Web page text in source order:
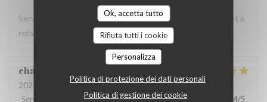
Ok, accetta tutto
Rifiuta tutti i cookie
Personalizza
Politica di protezione dei dati personali
Politica di gestione dei cookie
Service très gentil, food au top (très généreuse !), à faire et à
refaire !
charlotte
2022-06-20
- 21:15 - Ospiti 2
Servizio
Atmosfera:4/5 Cucina:4/5 Qualità / Prezzo 4/5